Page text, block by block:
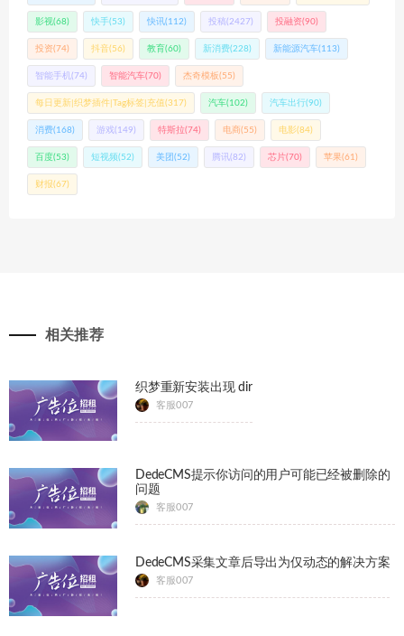
影视(68) 快手(53) 快讯(112) 投稿 (2427) 投融资(90)
投资(74) 抖音(56) 教育(60) 新消费(228) 新能源汽车(113)
智能手机 (74) 智能汽车(70) 杰奇模板(55)
每日更新|织梦插件|Tag标签|充值(317) 汽车(102) 汽车出行(90)
消费(168) 游戏(149) 特斯拉(74) 电商(55) 电影(84)
百度(53) 短视频(52) 美团 (52) 腾讯(82) 芯片(70) 苹果(61)
财报(67)
相关推荐
织梦重新安装出现 dir
客服007
DedeCMS提示你访问的用户可能已经被删除的
问题
客服007
DedeCMS采集文章后导出为仅动态的解决方案
客服007